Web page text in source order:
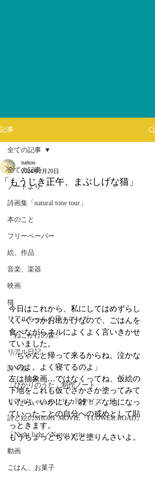
記事
全ての記事
ノートより
詩画集「natural tone tour」
本のこと
フリーペーパー
絵、作品
音楽、楽器
映画
猫
リアルちゃんの日々マンガ
「ねこかげの森」
リアル日記
詩＋絵
「ひかりのうた」制作ノート
リアルちゃんのリリカルデイズ
詩と絵のSHORT MOVIE『FLOWER ROAD』
「Night light／Naitou write」
動画
ごはん、お菓子
全ての記事
「もうじき正午、まぶしげな猫」
naitou
2024年2月20日
今日はこれから、私にしてはめずらし
くいくつかお出かけなので、ごはんを
食べながらネルによくよく言いきかせ
ていました。
「ちゃんと帰って来るからね。泣かな
いのよ。よく寝てるのよ」
左は抽象画…ではなくってね、仮絵の
下地をこれも仮でさかさか塗ってみて
いたら、いかにも「雑！」な地になっ
ていったことの自分への戒めとして貼
っときます。
もうちょっとちゃんと塗りんさいよ。